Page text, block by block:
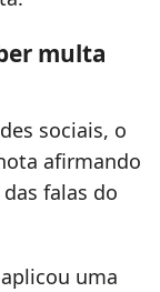
multa
sociais, o
afirmando
falas do
uma